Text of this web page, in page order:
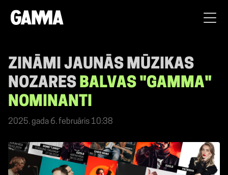
ZINĀMI JAUNĀS MŪZIKAS
NOZARES BALVAS "GAMMA"
NOMINANTI
2025. gada 6. februāris 10:38